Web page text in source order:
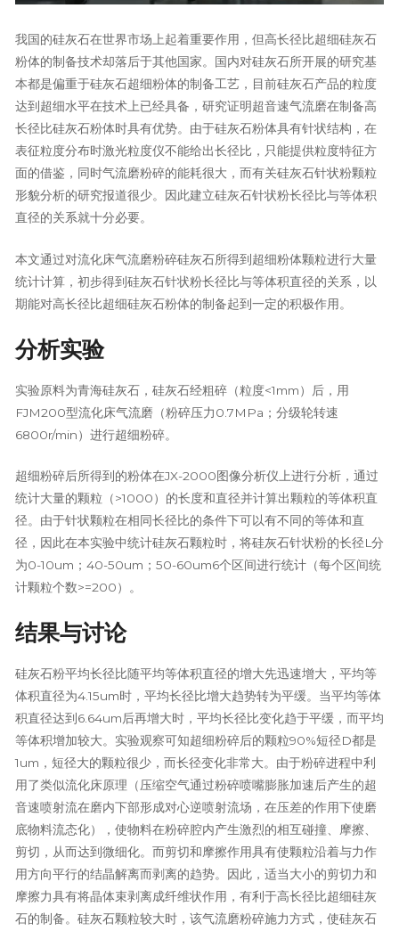
我国的硅灰石在世界市场上起着重要作用，但高长径比超细硅灰石
粉体的制备技术却落后于其他国家。国内对硅灰石所开展的研究基
本都是偏重于硅灰石超细粉体的制备工艺，目前硅灰石产品的粒度
达到超细水平在技术上已经具备，研究证明超音速气流磨在制备高
长径比硅灰石粉体时具有优势。由于硅灰石粉体具有针状结构，在
表征粒度分布时激光粒度仪不能给出长径比，只能提供粒度特征方
面的借鉴，同时气流磨粉碎的能耗很大，而有关硅灰石针状粉颗粒
形貌分析的研究报道很少。因此建立硅灰石针状粉长径比与等体积
直径的关系就十分必要。
本文通过对流化床气流磨粉碎硅灰石所得到超细粉体颗粒进行大量
统计计算，初步得到硅灰石针状粉长径比与等体积直径的关系，以
期能对高长径比超细硅灰石粉体的制备起到一定的积极作用。
分析实验
实验原料为青海硅灰石，硅灰石经粗碎（粒度<1mm）后，用
FJM200型流化床气流磨（粉碎压力0.7MPa；分级轮转速
6800r/min）进行超细粉碎。
超细粉碎后所得到的粉体在JX-2000图像分析仪上进行分析，通过
统计大量的颗粒（>1000）的长度和直径并计算出颗粒的等体积直
径。由于针状颗粒在相同长径比的条件下可以有不同的等体和直
径，因此在本实验中统计硅灰石颗粒时，将硅灰石针状粉的长径L分
为0-10um；40-50um；50-60um6个区间进行统计（每个区间统
计颗粒个数>=200）。
结果与讨论
硅灰石粉平均长径比随平均等体积直径的增大先迅速增大，平均等
体积直径为4.15um时，平均长径比增大趋势转为平缓。当平均等体
积直径达到6.64um后再增大时，平均长径比变化趋于平缓，而平均
等体积增加较大。实验观察可知超细粉碎后的颗粒90%短径D都是
1um，短径大的颗粒很少，而长径变化非常大。由于粉碎进程中利
用了类似流化床原理（压缩空气通过粉碎喷嘴膨胀加速后产生的超
音速喷射流在磨内下部形成对心逆喷射流场，在压差的作用下使磨
底物料流态化），使物料在粉碎腔内产生激烈的相互碰撞、摩擦、
剪切，从而达到微细化。而剪切和摩擦作用具有使颗粒沿着与力作
用方向平行的结晶解离而剥离的趋势。因此，适当大小的剪切力和
摩擦力具有将晶体束剥离成纤维状作用，有利于高长径比超细硅灰
石的制备。硅灰石颗粒较大时，该气流磨粉碎施力方式，使硅灰石